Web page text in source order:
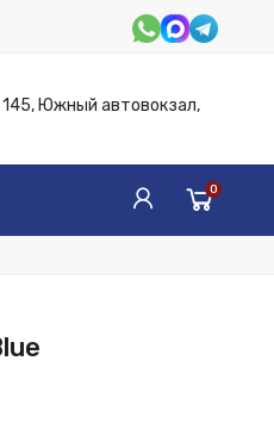
145, Южный автовокзал,
0